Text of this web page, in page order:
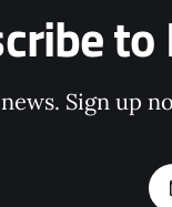
Sign up